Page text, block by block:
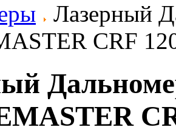
Лазерный
CRF